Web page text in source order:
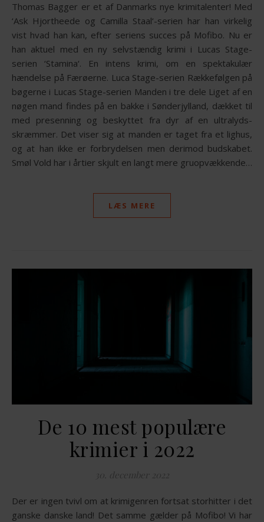
Thomas Bagger er et af Danmarks nye krimitalenter! Med
‘Ask Hjortheede og Camilla Staal‘-serien har han virkelig
vist hvad han kan, efter seriens succes på Mofibo. Nu er
han aktuel med en ny selvstændig krimi i Lucas Stage-
serien ‘Stamina‘. En intens krimi, om en spektakulær
hændelse på Færøerne. Luca Stage-serien Rækkefølgen på
bøgerne i Lucas Stage-serien Manden i tre dele Liget af en
nøgen mand findes på en bakke i Sønderjylland, dækket til
med presenning og beskyttet fra dyr af en ultralyds-
skræmmer. Det viser sig at manden er taget fra et lighus,
og at han ikke er forbrydelsen men derimod budskabet.
Smøl Vold har i årtier skjult en langt mere gruopvækkende…
LÆS MERE
De 10 mest populære
krimier i 2022
30. december 2022
Der er ingen tvivl om at krimigenren fortsat storhitter i det
ganske danske land! Det samme gælder på Mofibo! Vi har